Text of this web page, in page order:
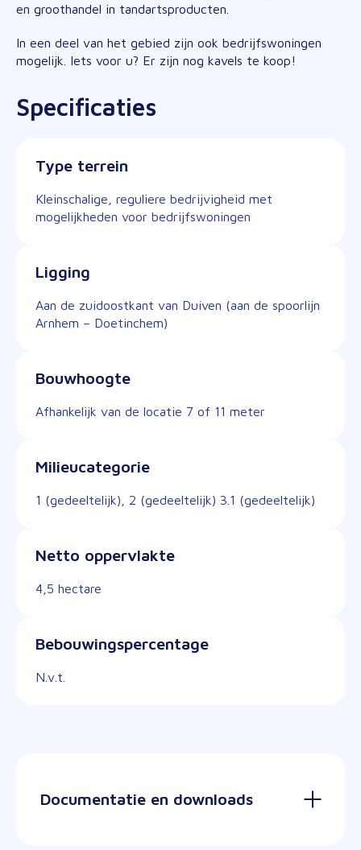
en groothandel in tandartsproducten.
In een deel van het gebied zijn ook bedrijfswoningen
mogelijk. Iets voor u? Er zijn nog kavels te koop!
Specificaties
Type terrein
Kleinschalige, reguliere bedrijvigheid met
mogelijkheden voor bedrijfswoningen
Ligging
Aan de zuidoostkant van Duiven (aan de spoorlijn
Arnhem – Doetinchem)
Bouwhoogte
Afhankelijk van de locatie 7 of 11 meter
Milieucategorie
1 (gedeeltelijk), 2 (gedeeltelijk) 3.1 (gedeeltelijk)
Netto oppervlakte
4,5 hectare
Bebouwingspercentage
N.v.t.
Documentatie en downloads